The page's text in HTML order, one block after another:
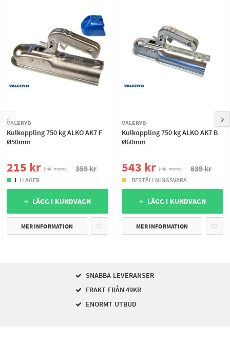
VALERYD
Kulkoppling 750 kg ALKO AK7 F
Ø50mm
215 kr (ink. moms) 359 kr
1 I LAGER
+ LÄGG I KUNDVAGN
MER INFORMATION
VALERYD
Kulkoppling 750 kg ALKO AK7 B
Ø60mm
543 kr (ink. moms) 639 kr
BESTÄLLNINGSVARA
+ LÄGG I KUNDVAGN
MER INFORMATION
SNABBA LEVERANSER
FRAKT FRÅN 49KR
ENORMT UTBUD